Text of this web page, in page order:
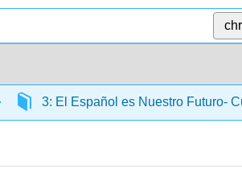
3: El Español es Nuestro Futuro-